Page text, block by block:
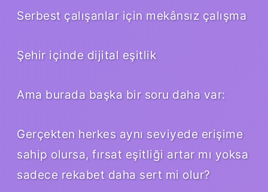
Serbest çalışanlar için mekânsız çalışma
Şehir içinde dijital eşitlik
Ama burada başka bir soru daha var:
Gerçekten herkes aynı seviyede erişime
sahip olursa, fırsat eşitliği artar mı yoksa
sadece rekabet daha sert mi olur?